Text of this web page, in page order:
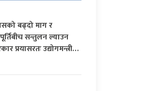
बढ्दो माग र
सन्तुलन ल्याउन
प्रयासरतः उद्योगमन्त्री…